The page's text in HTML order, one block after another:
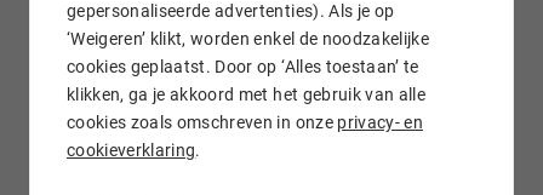
gepersonaliseerde advertenties). Als je op
‘Weigeren’ klikt, worden enkel de noodzakelijke
cookies geplaatst. Door op ‘Alles toestaan’ te
klikken, ga je akkoord met het gebruik van alle
cookies zoals omschreven in onze privacy- en
cookieverklaring.
Wij staan voor je klaar!